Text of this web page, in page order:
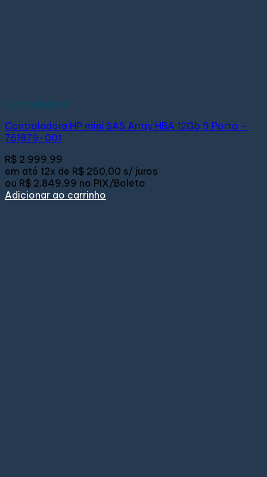
Controladora
Controladora HP mini SAS Array HBA 12Gb 9 Porta –
761879-001
R$ 2.999,99
em até 12x de R$ 250,00 s/ juros
ou R$ 2.849,99 no PIX/Boleto
Adicionar ao carrinho